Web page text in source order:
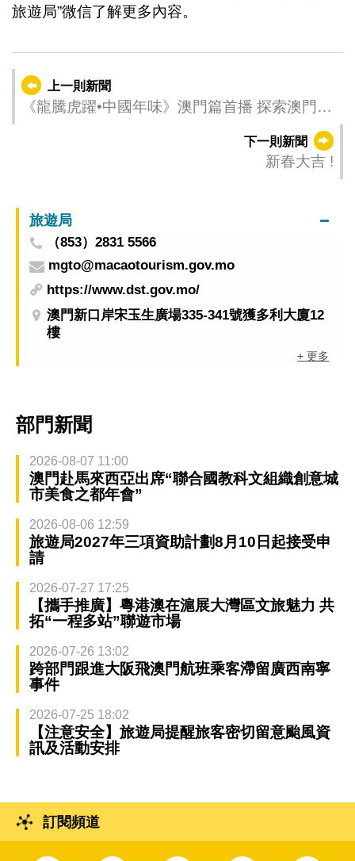
旅遊局”微信了解更多內容。
上一則新聞
《龍騰虎躍•中國年味》澳門篇首播 探索澳門年
下一則新聞
新春大吉 !
旅遊局
（853）2831 5566
mgto@macaotourism.gov.mo
https://www.dst.gov.mo/
澳門新口岸宋玉生廣場335-341號獲多利大廈12
樓
+ 更多
部門新聞
2026-08-07 11:00
澳門赴馬來西亞出席“聯合國教科文組織創意城
市美食之都年會”
2026-08-06 12:59
旅遊局2027年三項資助計劃8月10日起接受申
請
2026-07-27 17:25
【攜手推廣】粵港澳在滬展大灣區文旅魅力 共
拓“一程多站”聯遊市場
2026-07-26 13:02
跨部門跟進大阪飛澳門航班乘客滯留廣西南寧
事件
2026-07-25 18:02
【注意安全】旅遊局提醒旅客密切留意颱風資
訊及活動安排
訂閱頻道